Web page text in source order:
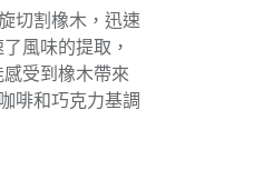
切割橡木，迅速
風味的提取，
受到橡木帶來
啡和巧克力基調